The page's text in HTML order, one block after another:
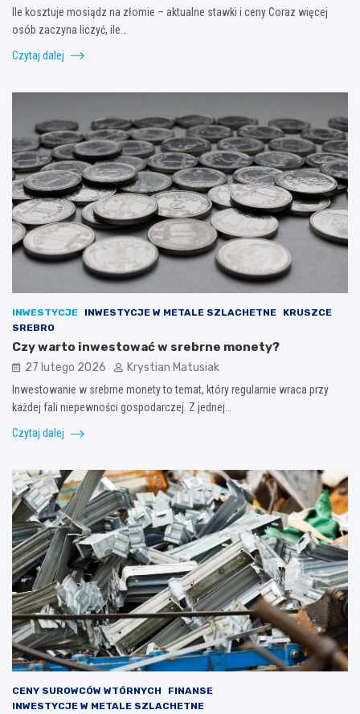
Ile kosztuje mosiądz na złomie – aktualne stawki i ceny Coraz więcej
osób zaczyna liczyć, ile…
Czytaj dalej
INWESTYCJE INWESTYCJE W METALE SZLACHETNE
KRUSZCE
SREBRO
Czy warto inwestować w srebrne monety?
27 lutego 2026 Krystian Matusiak
Inwestowanie w srebrne monety to temat, który regularnie wraca przy
każdej fali niepewności gospodarczej. Z jednej…
Czytaj dalej
CENY SUROWCÓW WTÓRNYCH
FINANSE
INWESTYCJE W METALE SZLACHETNE